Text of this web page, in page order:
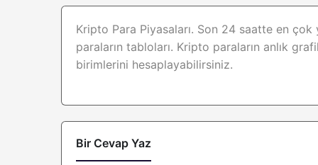
OKB OKB
Ondo ONDO
World Liberty Financial
Ripple USD
Kripto Para Piyasaları. Son 24 saatte en
paraların tabloları. Kripto paraların anlık
birimlerini hesaplayabilirsiniz.
Bir Cevap Yaz